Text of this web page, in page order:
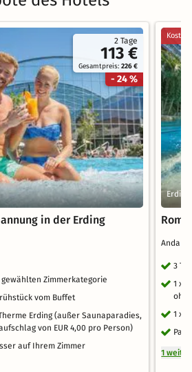
2 Tage
113 €
Gesamtpreis:226 €
- 24 %
in der Erding
gewählten Zimmerkategorie
vom Buffet
Erding (außer Saunaparadies,
von EUR 4,00 pro Person)
auf Ihrem Zimmer
3
1 x
1 x
1